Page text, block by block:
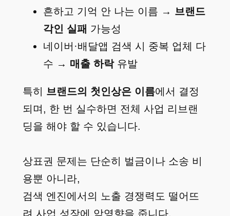
흔하고 기억 안 나는 이름 → 브랜드
각인 실패 가능성
네이버·배달앱 검색 시 중복 업체 다
수 → 매출 하락유발
특히 브랜드의 첫인상은 이름에서 결정
되며, 한 번 실수하면 전체 사업 리브랜
딩을 해야 할 수 있습니다.
상표권 문제는 단순히 벌금이나 소송 비
용뿐 아니라,
검색 엔진에서의 노출 경쟁력도 떨어뜨
려 사업 성장에 악영향을 줍니다.